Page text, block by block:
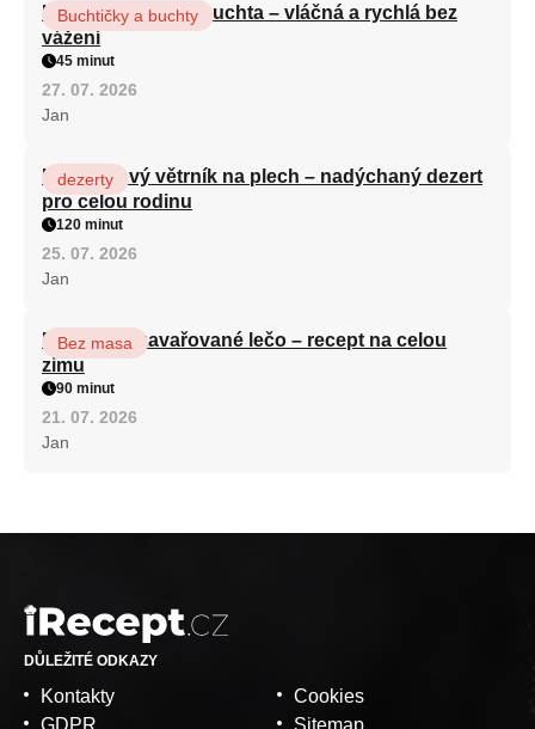
Hrnková maková buchta – vláčná a rychlá bez
vážení
Buchtičky a buchty
45 minut
27. 07. 2026
Jan
Karamelový větrník na plech – nadýchaný dezert
pro celou rodinu
dezerty
120 minut
25. 07. 2026
Jan
Babiččino zavařované lečo – recept na celou
zimu
Bez masa
90 minut
21. 07. 2026
Jan
DŮLEŽITÉ ODKAZY
Kontakty
GDPR
Cookies
Sitemap